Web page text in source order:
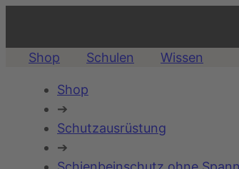
Shop Schulen Wissen
Shop
➔
Schutzausrüstung
➔